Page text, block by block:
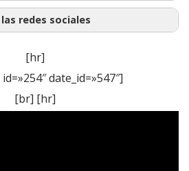
‘El ardor de la sangre’, de
Nemirovsky
redes sociales
[hr]
date_id=»547″]
[br] [hr]